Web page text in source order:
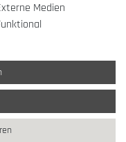
undzzgl. Versandkosten
2026 Schmuck Krone / Alle
Medien